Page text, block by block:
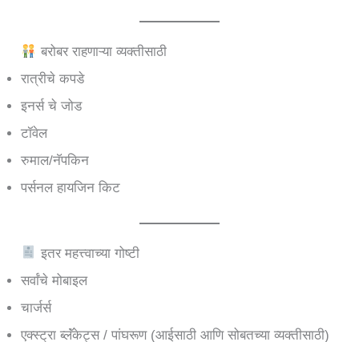
बरोबर राहणाऱ्या व्यक्तीसाठी
रात्रीचे कपडे
इनर्स चे जोड
टॉवेल
रुमाल/नॅपकिन
पर्सनल हायजिन किट
इतर महत्त्वाच्या गोष्टी
सर्वांचे मोबाइल
चार्जर्स
एक्स्ट्रा ब्लॅंकेट्स / पांघरूण (आईसाठी आणि सोबतच्या व्यक्तीसाठी)